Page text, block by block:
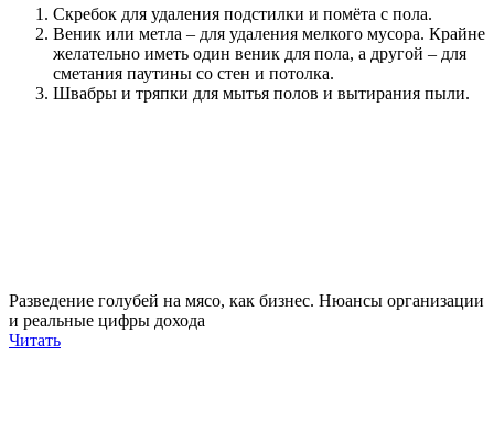
Скребок для удаления подстилки и помёта с пола.
Веник или метла – для удаления мелкого мусора. Крайне
желательно иметь один веник для пола, а другой – для
сметания паутины со стен и потолка.
Швабры и тряпки для мытья полов и вытирания пыли.
Разведение голубей на мясо, как бизнес. Нюансы организации
и реальные цифры дохода
Читать